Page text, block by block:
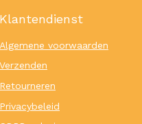
Klantendienst
Algemene voorwaarden
Verzenden
Retourneren
Privacybeleid